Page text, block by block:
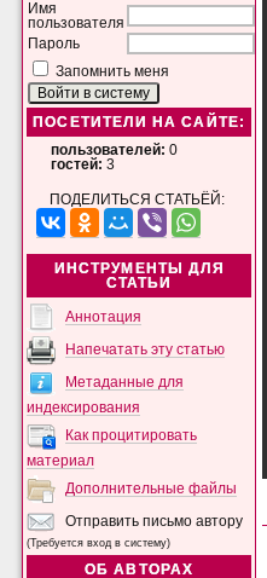
Имя
пользователя
Пароль
Запомнить меня
ПОСЕТИТЕЛИ НА САЙТЕ:
пользователей: 0
гостей: 3
ПОДЕЛИТЬСЯ СТАТЬЁЙ:
ИНСТРУМЕНТЫ ДЛЯ
СТАТЬИ
Аннотация
Напечатать эту статью
Метаданные для
индексирования
Как процитировать
материал
Дополнительные файлы
Отправить письмо автору
(Требуется вход в систему)
ОБ АВТОРАХ